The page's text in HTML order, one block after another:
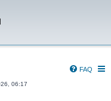
FAQ
06:17